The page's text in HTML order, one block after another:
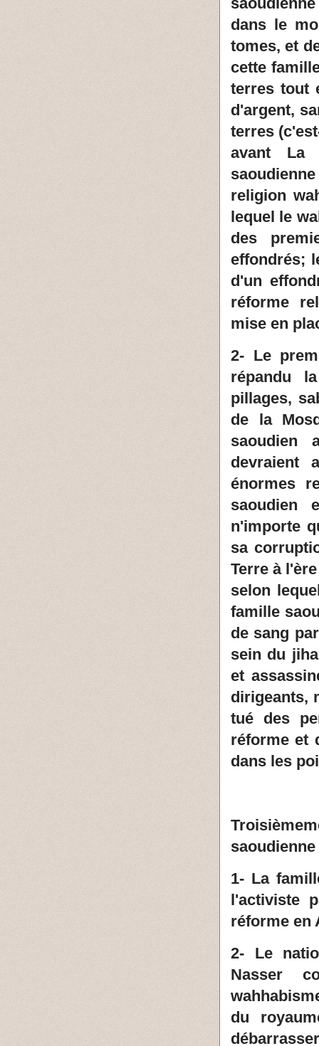
dans le
tomes, et
cette
terres tout
d'argent,
terres
avant La
religion
lequel le
des
effondrés;
d'un
réforme
mise en
2- Le
répandu
pillages,
de la
saoudien
devraient
énormes
saoudien
n'importe
sa
Terre à
selon
famille
de sang
sein du
et
dirigeants,
tué des
réforme et
dans les
1- La
l'activiste
réforme en
2- Le
Nasser
du